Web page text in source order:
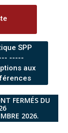
SPP
-----
aux
FERMÉS DU
2026.